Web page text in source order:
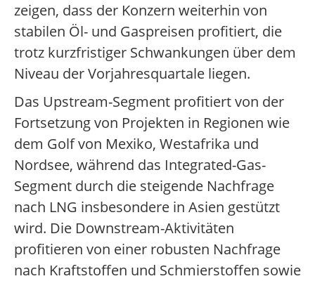
zeigen, dass der Konzern weiterhin von
stabilen Öl- und Gaspreisen profitiert, die
trotz kurzfristiger Schwankungen über dem
Niveau der Vorjahresquartale liegen.
Das Upstream-Segment profitiert von der
Fortsetzung von Projekten in Regionen wie
dem Golf von Mexiko, Westafrika und
Nordsee, während das Integrated-Gas-
Segment durch die steigende Nachfrage
nach LNG insbesondere in Asien gestützt
wird. Die Downstream-Aktivitäten
profitieren von einer robusten Nachfrage
nach Kraftstoffen und Schmierstoffen sowie